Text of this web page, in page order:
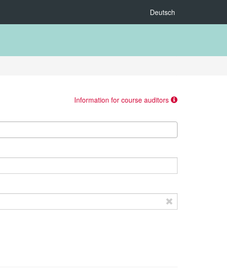
Deutsch
Information for course auditors